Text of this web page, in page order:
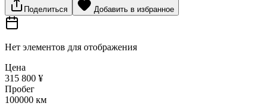
Поделиться Добавить в избранное
Нет элементов для отображения
Цена
315 800 ¥
Пробег
100000 км